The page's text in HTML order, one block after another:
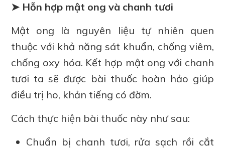
➤ Hỗn hợp mật ong và chanh tươi
Mật ong là nguyên liệu tự nhiên quen
thuộc với khả năng sát khuẩn, chống viêm,
chống oxy hóa. Kết hợp mật ong với chanh
tươi ta sẽ được bài thuốc hoàn hảo giúp
điều trị ho, khản tiếng có đờm.
Cách thực hiện bài thuốc này như sau:
Chuẩn bị chanh tươi, rửa sạch rồi cắt